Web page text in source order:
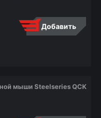
Добавить
мыши Steelseries QCK